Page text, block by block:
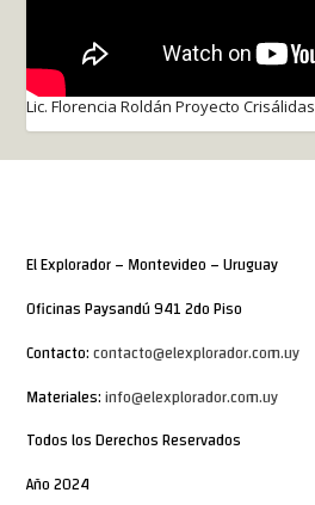
Lic. Florencia Roldán Proyecto Crisálidas
El Explorador – Montevideo – Uruguay
Oficinas Paysandú 941 2do Piso
Contacto:contacto@elexplorador.com.uy
Materiales:info@elexplorador.com.uy
Todos los Derechos Reservados
Año 2024